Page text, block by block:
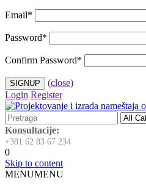
Email*
Password*
Confirm Password*
(close)
Login Register
Konsultacije:
+381 62 83 67 234
0
Skip to content
MENUMENU